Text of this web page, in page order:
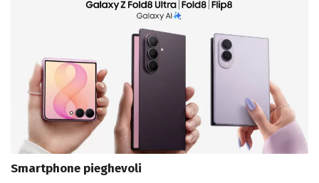
Smartphone pieghevoli